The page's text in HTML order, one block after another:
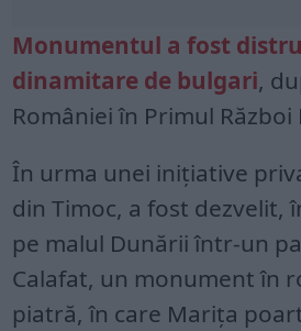
Monumentul a fost
dinamitare de bulgari,
României în Primul
În urma unei inițiative
din Timoc, a fost dezvelit,
pe malul Dunării într-un
Calafat, un monument în
piatră, în care Marița